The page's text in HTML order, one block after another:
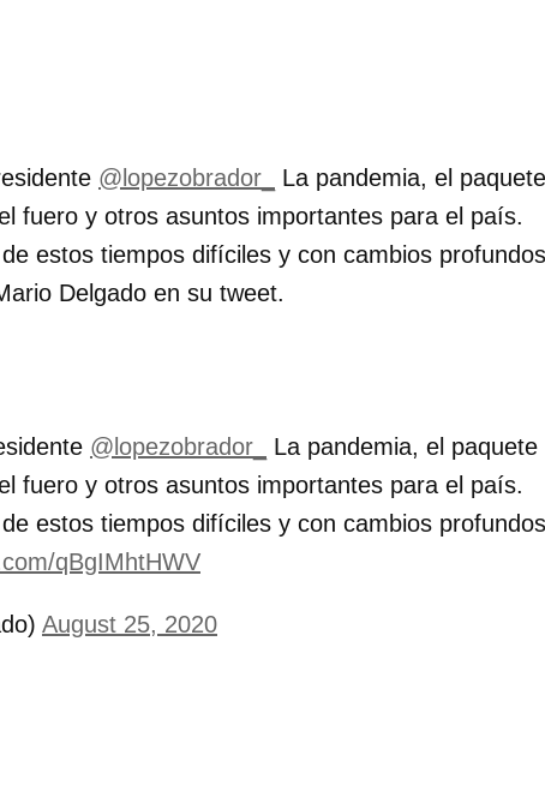
@lopezobrador_
La pandemia, el paquete
fuero y otros asuntos importantes para el país.
estos tiempos difíciles y con cambios profundos
Delgado en su tweet.
@lopezobrador_
La pandemia, el paquete
fuero y otros asuntos importantes para el país.
estos tiempos difíciles y con cambios profundos
qBgIMhtHWV
August 25, 2020